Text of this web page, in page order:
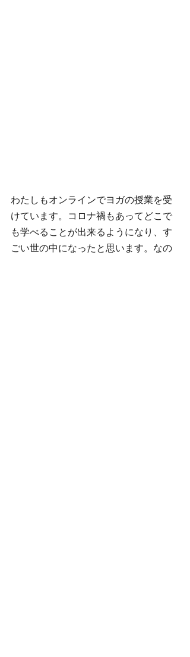
わたしもオンラインでヨガの授業を受
けています。コロナ禍もあってどこで
も学べることが出来るようになり、す
ごい世の中になったと思います。なの